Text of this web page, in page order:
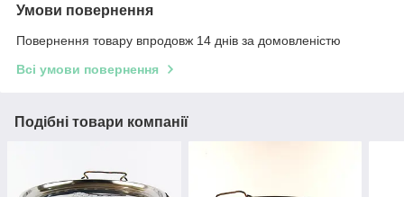
Умови повернення
Повернення товару впродовж 14 днів за домовленістю
Всі умови повернення
Подібні товари компанії